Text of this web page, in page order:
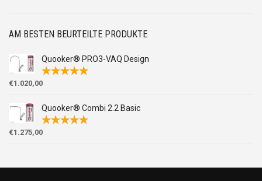
AM BESTEN BEURTEILTE PRODUKTE
Quooker® PRO3-VAQ Design
€1.020,00
Quooker® Combi 2.2 Basic
€1.275,00